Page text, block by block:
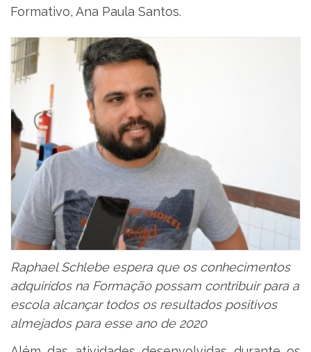
Formativo, Ana Paula Santos.
Raphael Schlebe espera que os conhecimentos
adquiridos na Formação possam contribuir para a
escola alcançar todos os resultados positivos
almejados para esse ano de 2020